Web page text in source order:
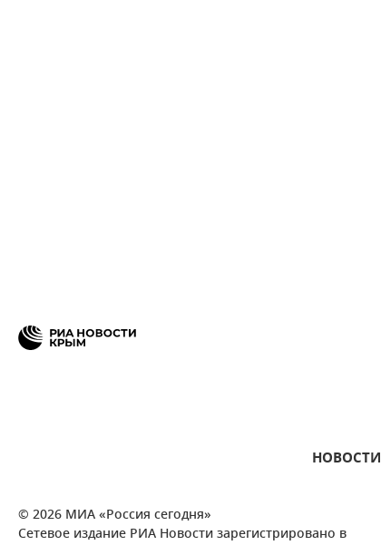
НОВОСТИ
© 2026 МИА «Россия сегодня»
Сетевое издание РИА Новости зарегистрировано в